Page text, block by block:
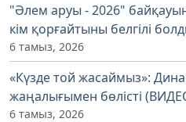
"Әлем аруы - 2026"
кім қорғайтыны белгілі
6 тамыз, 2026
«Күзде той жасаймыз»:
жаңалығымен бөлісті
6 тамыз, 2026